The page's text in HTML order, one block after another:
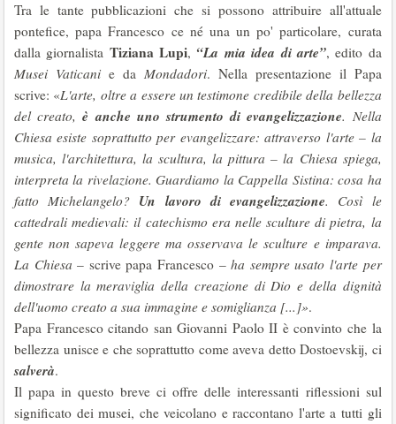
Tra le tante pubblicazioni che si possono attribuire all'attuale
pontefice, papa Francesco ce né una un po' particolare, curata
dalla giornalista Tiziana Lupi, “La mia idea di arte”, edito da
Musei Vaticanie da Mondadori. Nella presentazione il Papa
scrive: «L'arte, oltre a essere un testimone credibile della bellezza
del creato,è anche uno strumento di evangelizzazione. Nella
Chiesa esiste soprattutto per evangelizzare: attraverso l'arte – la
musica, l'architettura, la scultura, la pittura – la Chiesa spiega,
interpreta la rivelazione. Guardiamo la Cappella Sistina: cosa ha
fatto Michelangelo? Un lavoro di evangelizzazione. Così le
cattedrali medievali: il catechismo era nelle sculture di pietra, la
gente non sapeva leggere ma osservava le sculture e imparava.
La Chiesa– scrive papa Francesco –ha sempre usato l'arte per
dimostrare la meraviglia della creazione di Dio e della dignità
dell'uomo creato a sua immagine e somiglianza [...]».
Papa Francesco citando san Giovanni Paolo II è convinto che la
bellezza unisce e che soprattutto come aveva detto Dostoevskij, ci
salverà.
Il papa in questo breve ci offre delle interessanti riflessioni sul
significato dei musei, che veicolano e raccontano l'arte a tutti gli